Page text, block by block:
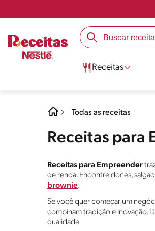
Receitas
Todas as receitas
Receitas para
Receitas para Empreender
de renda. Encontre doces,
brownie.
Se você quer começar um
combinam tradição e inovação.
qualidade.